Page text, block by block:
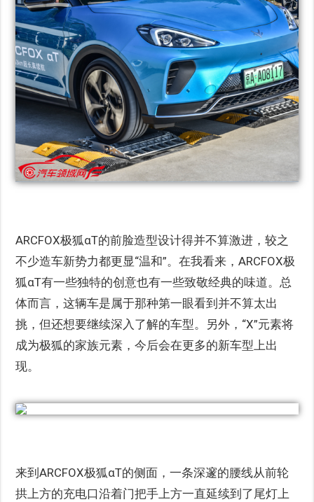
ARCFOX极狐αT的前脸造型设计得并不算激进，较之
不少造车新势力都更显“温和”。在我看来，ARCFOX极
狐αT有一些独特的创意也有一些致敬经典的味道。总
体而言，这辆车是属于那种第一眼看到并不算太出
挑，但还想要继续深入了解的车型。另外，“X”元素将
成为极狐的家族元素，今后会在更多的新车型上出
现。
来到ARCFOX极狐αT的侧面，一条深邃的腰线从前轮
拱上方的充电口沿着门把手上方一直延续到了尾灯上